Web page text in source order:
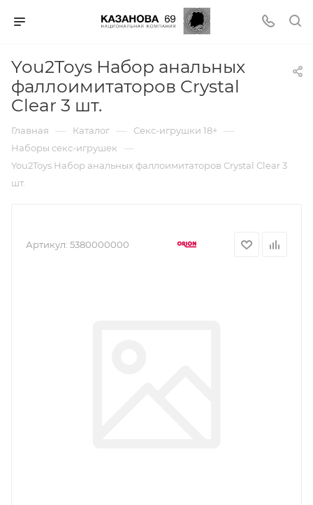
You2Toys Набор анальных
фаллоимитаторов Crystal
Clear 3 шт.
Главная — Каталог — Секс-игрушки 18+ —
Наборы секс-игрушек —
You2Toys Набор анальных фаллоимитаторов Crystal Clear 3
шт.
Артикул: 5380000000